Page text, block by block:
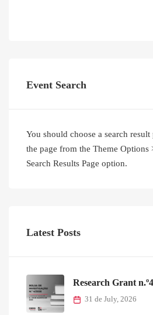
Event Search
You should choose a search result
the page from the Theme Options
Search Results Page option.
Latest Posts
Research Grant
31 de July, 2026